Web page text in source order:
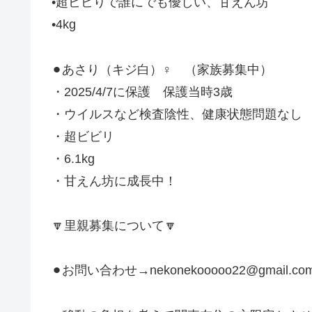
•4kg
⚫︎あさり（キジ白）♀ （家族募集中）
・2025/4/7に保護 保護当時3歳
・ウイルスなど検査陰性、健康状態問題なし
・超ビビリ
・6.1kg
・甘えん坊に成長中！
🔽里親募集について🔽
⚫︎お問い合わせ